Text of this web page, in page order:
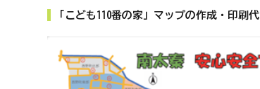
「こども110番の家」マップの作成・印刷代